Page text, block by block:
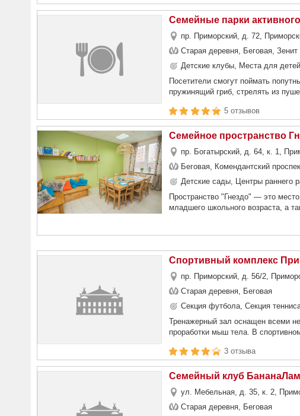
Семейные парки
пр. Приморский, д. 72,
Старая деревня, Беговая, Зенит
Детские клубы, Места для
Посетители смогут поймать
пружинящий гриб, стрелять из
5 отзывов
Семейное пространство
пр. Богатырский, д. 64, к. 1,
Беговая, Комендантский
Детские сады, Центры раннего
Пространство "Гнездо" — это
младшего школьного возраста, а
Спортивный комплекс
пр. Приморский, д. 56/2,
Старая деревня, Беговая
Секция футбола, Секция
Тренажерный зал оснащен всеми
проработки мыш тела. В
3 отзыва
Семейный клуб
ул. Мебельная, д. 35, к. 2,
Старая деревня, Беговая